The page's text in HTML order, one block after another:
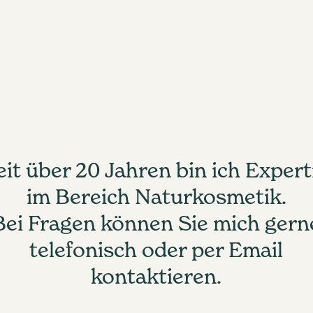
über 20 Jahren bin ich
im Bereich Naturkosmetik.
Fragen können Sie mich
telefonisch oder per Email
kontaktieren.